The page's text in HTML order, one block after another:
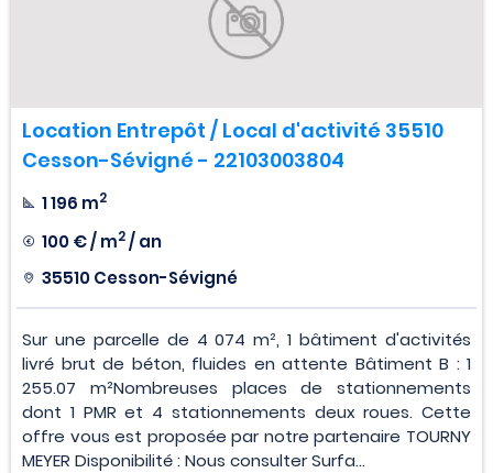
Location Entrepôt / Local d'activité 35510
Cesson-Sévigné - 22103003804
1 196 m2
100 € / m2/ an
35510 Cesson-Sévigné
Sur une parcelle de 4 074 m², 1 bâtiment d'activités
livré brut de béton, fluides en attente Bâtiment B : 1
255.07 m²Nombreuses places de stationnements
dont 1 PMR et 4 stationnements deux roues. Cette
offre vous est proposée par notre partenaire TOURNY
MEYER Disponibilité : Nous consulter Surfa...